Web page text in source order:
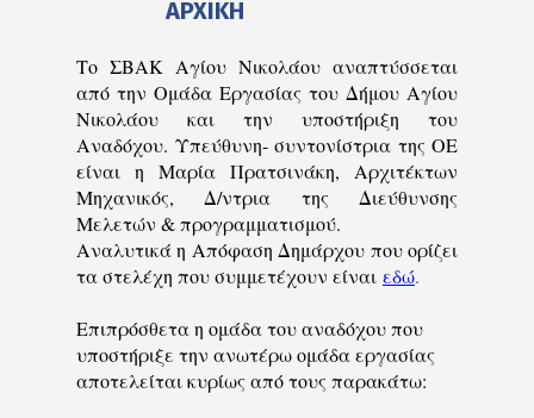
ΑΡΧΙΚΗ
Το ΣΒΑΚ Αγίου Νικολάου αναπτύσσεται
από την Ομάδα Εργασίας του Δήμου Αγίου
Νικολάου και την υποστήριξη του
Αναδόχου. Υπεύθυνη- συντονίστρια της ΟΕ
είναι η Μαρία Πρατσινάκη, Αρχιτέκτων
Μηχανικός, Δ/ντρια της Διεύθυνσης
Μελετών & προγραμματισμού.
Αναλυτικά η Απόφαση Δημάρχου που ορίζει
τα στελέχη που συμμετέχουν είναι εδώ.
Επιπρόσθετα η ομάδα του αναδόχου που
υποστήριξε την ανωτέρω ομάδα εργασίας
αποτελείται κυρίως από τους παρακάτω: